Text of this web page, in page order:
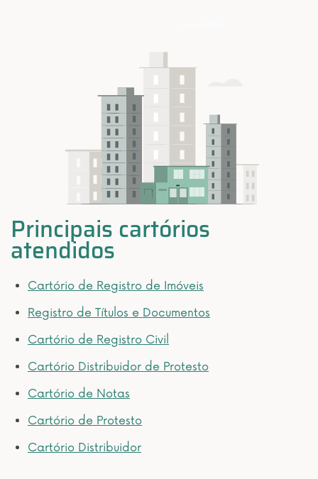
Principais cartórios
atendidos
Cartório de Registro de Imóveis
Registro de Títulos e Documentos
Cartório de Registro Civil
Cartório Distribuidor de Protesto
Cartório de Notas
Cartório de Protesto
Cartório Distribuidor